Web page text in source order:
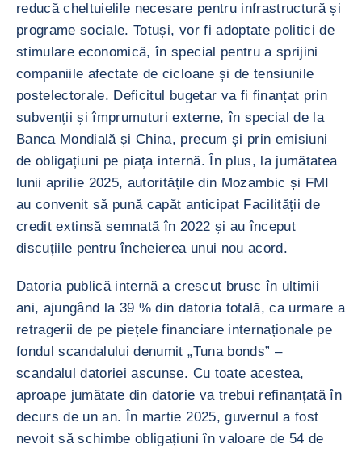
reducă cheltuielile necesare pentru infrastructură și
programe sociale. Totuși, vor fi adoptate politici de
stimulare economică, în special pentru a sprijini
companiile afectate de cicloane și de tensiunile
postelectorale. Deficitul bugetar va fi finanțat prin
subvenții și împrumuturi externe, în special de la
Banca Mondială și China, precum și prin emisiuni
de obligațiuni pe piața internă. În plus, la jumătatea
lunii aprilie 2025, autoritățile din Mozambic și FMI
au convenit să pună capăt anticipat Facilității de
credit extinsă semnată în 2022 și au început
discuțiile pentru încheierea unui nou acord.
Datoria publică internă a crescut brusc în ultimii
ani, ajungând la 39 % din datoria totală, ca urmare a
retragerii de pe piețele financiare internaționale pe
fondul scandalului denumit „Tuna bonds” –
scandalul datoriei ascunse. Cu toate acestea,
aproape jumătate din datorie va trebui refinanțată în
decurs de un an. În martie 2025, guvernul a fost
nevoit să schimbe obligațiuni în valoare de 54 de